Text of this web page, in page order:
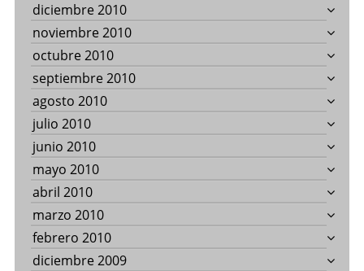
diciembre 2010
noviembre 2010
octubre 2010
septiembre 2010
agosto 2010
julio 2010
junio 2010
mayo 2010
abril 2010
marzo 2010
febrero 2010
diciembre 2009